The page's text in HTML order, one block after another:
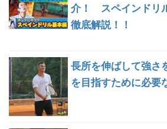
介！ スペインドリ
徹底解説！！
長所を伸ばして強さ
を目指すために必要